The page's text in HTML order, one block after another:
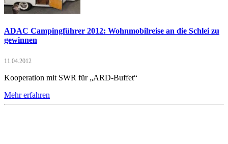
ADAC Campingführer 2012: Wohnmobilreise an die Schlei zu
gewinnen
11.04.2012
Kooperation mit SWR für „ARD-Buffet“
Mehr erfahren